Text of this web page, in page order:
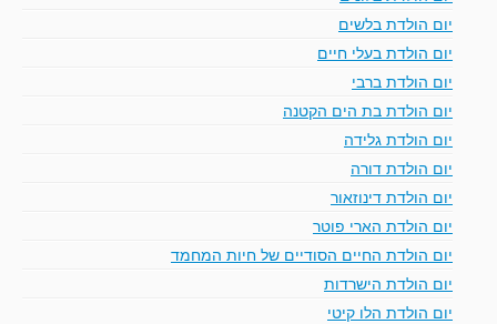
יום הולדת בלשים
יום הולדת בעלי חיים
יום הולדת ברבי
יום הולדת בת הים הקטנה
יום הולדת גלידה
יום הולדת דורה
יום הולדת דינוזאור
יום הולדת הארי פוטר
יום הולדת החיים הסודיים של חיות המחמד
יום הולדת הישרדות
יום הולדת הלו קיטי